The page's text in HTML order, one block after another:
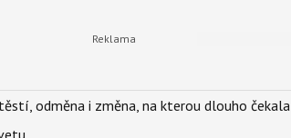
odměna i změna, na kterou dlouho čekala